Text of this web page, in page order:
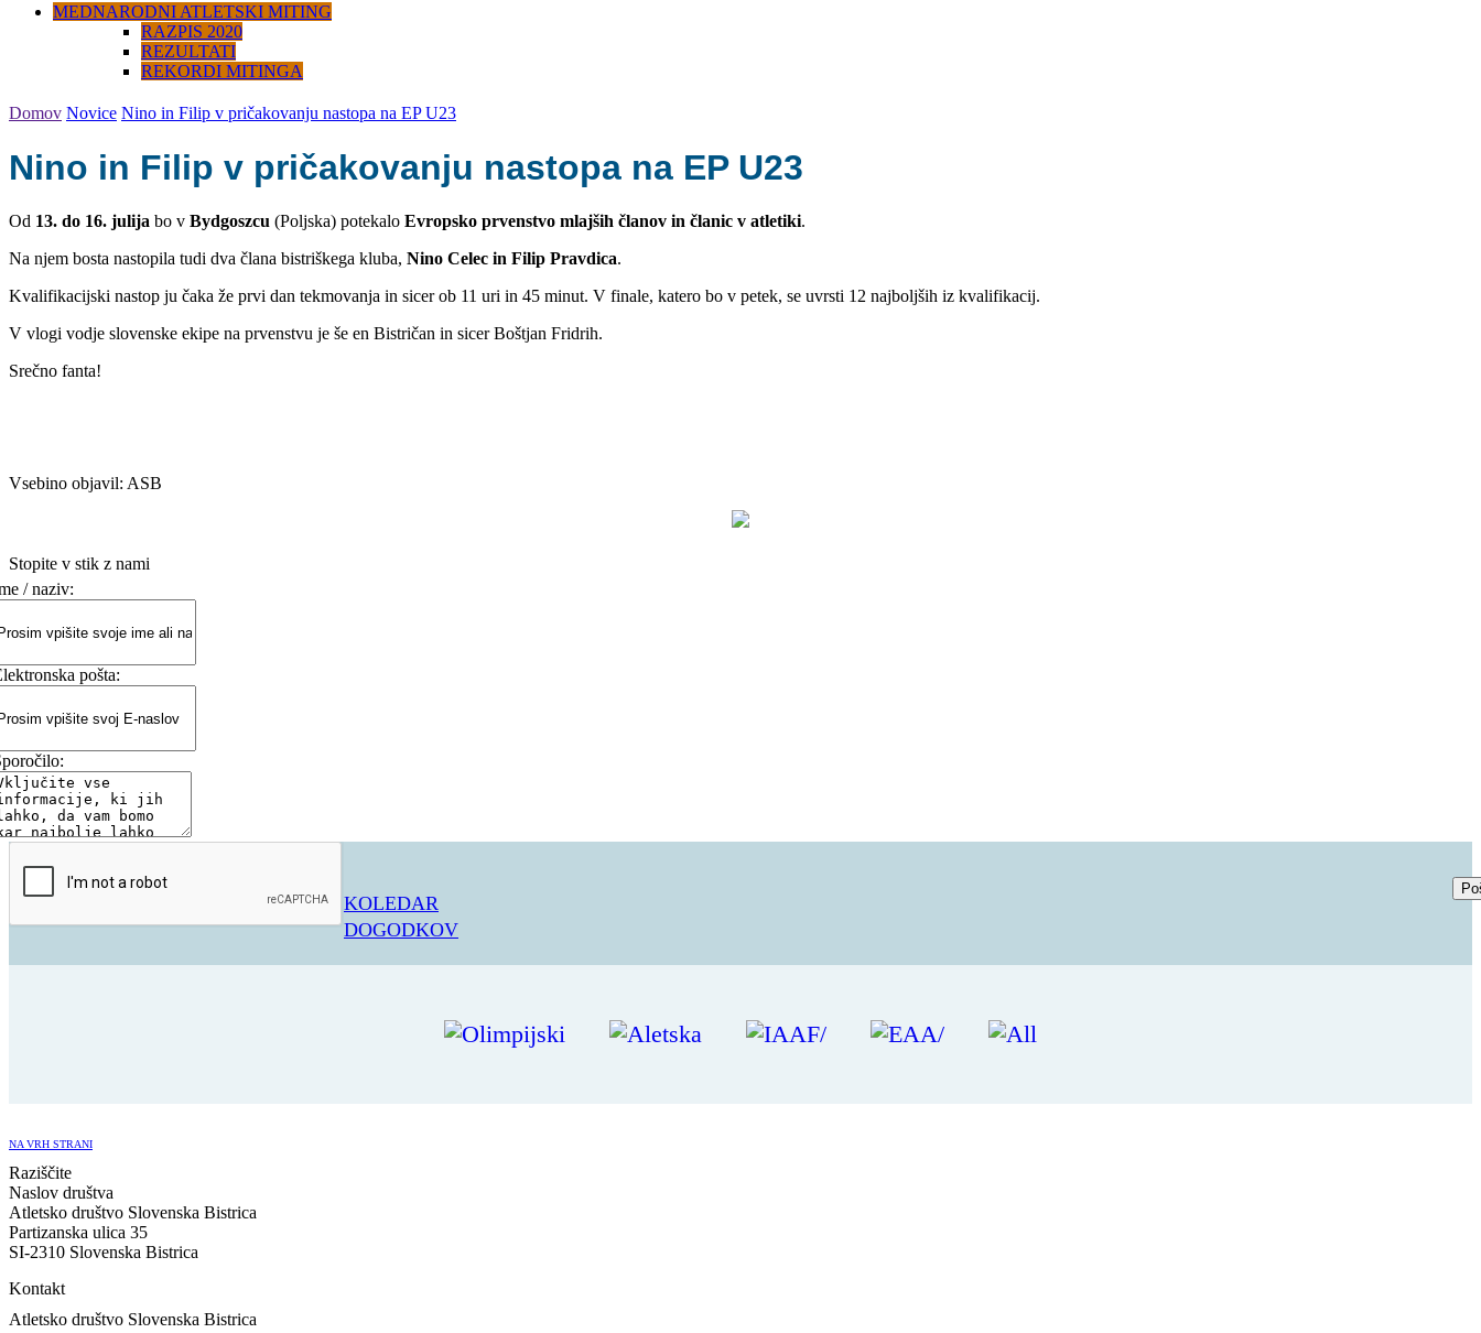
MEDNARODNI ATLETSKI MITING
RAZPIS 2020
REZULTATI
REKORDI MITINGA
Domov Novice Nino in Filip v pričakovanju nastopa na EP U23
Nino in Filip v pričakovanju nastopa na EP U23
Od 13. do 16. julija bo v Bydgoszcu (Poljska) potekalo Evropsko prvenstvo mlajših članov in članic v atletiki.
Na njem bosta nastopila tudi dva člana bistriškega kluba, Nino Celec in Filip Pravdica.
Kvalifikacijski nastop ju čaka že prvi dan tekmovanja in sicer ob 11 uri in 45 minut. V finale, katero bo v petek, se uvrsti 12 najboljših iz kvalifikacij.
V vlogi vodje slovenske ekipe na prvenstvu je še en Bistričan in sicer Boštjan Fridrih.
Srečno fanta!
Vsebino objavil: ASB
Stopite v stik z nami
/ naziv:
pošta:
KOLEDAR
DOGODKOV
NA VRH STRANI
Raziščite
Naslov društva
Atletsko društvo Slovenska Bistrica
Partizanska ulica 35
SI-2310 Slovenska Bistrica
Kontakt
Atletsko društvo Slovenska Bistrica